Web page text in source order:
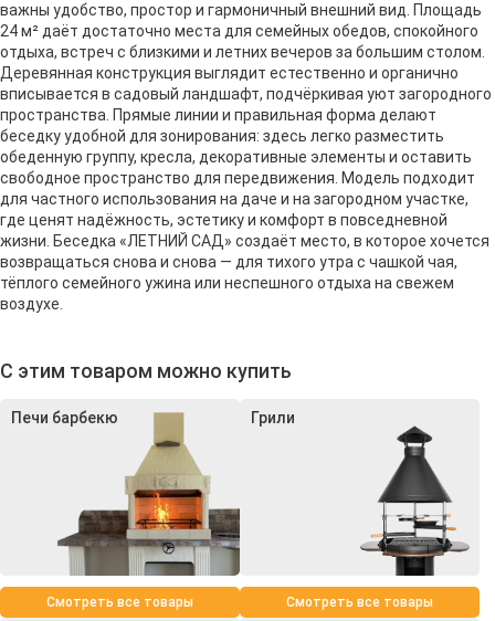
важны удобство, простор и гармоничный внешний вид. Площадь
24 м² даёт достаточно места для семейных обедов, спокойного
отдыха, встреч с близкими и летних вечеров за большим столом.
Деревянная конструкция выглядит естественно и органично
вписывается в садовый ландшафт, подчёркивая уют загородного
пространства. Прямые линии и правильная форма делают
беседку удобной для зонирования: здесь легко разместить
обеденную группу, кресла, декоративные элементы и оставить
свободное пространство для передвижения. Модель подходит
для частного использования на даче и на загородном участке,
где ценят надёжность, эстетику и комфорт в повседневной
жизни. Беседка «ЛЕТНИЙ САД» создаёт место, в которое хочется
возвращаться снова и снова — для тихого утра с чашкой чая,
тёплого семейного ужина или неспешного отдыха на свежем
воздухе.
С этим товаром можно купить
Печи барбекю
Смотреть все товары
Грили
Смотреть все товары